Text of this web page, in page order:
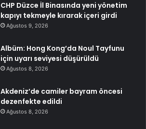
CHP Düzce İl Binasında yeni yönetim
kapıyı tekmeyle kırarak içeri girdi
Ağustos 9, 2026
Albüm: Hong Kong’da Noul Tayfunu
için uyarı seviyesi düşürüldü
Ağustos 8, 2026
Akdeniz’de camiler bayram öncesi
dezenfekte edildi
Ağustos 8, 2026